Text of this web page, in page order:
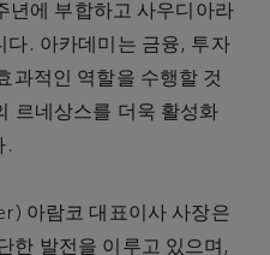
년에 부합하고 사우디아라
다. 아카데미는 금융, 투자
과적인 역할을 수행할 것
르네상스를 더욱 활성화
.
아람코 대표이사 사장은
한 발전을 이루고 있으며,